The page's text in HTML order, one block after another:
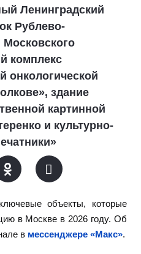
Ленинградский
Рублево-
комплекс
онкологической
здание
картинной
и культурно-
объекты, которые
в Москве в 2026 году. Об
в мессенджере «Макс».